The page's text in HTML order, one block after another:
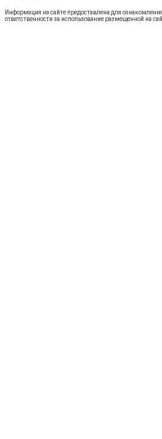
Информация на сайте предоставлена для
ответственности за использование размещенной на